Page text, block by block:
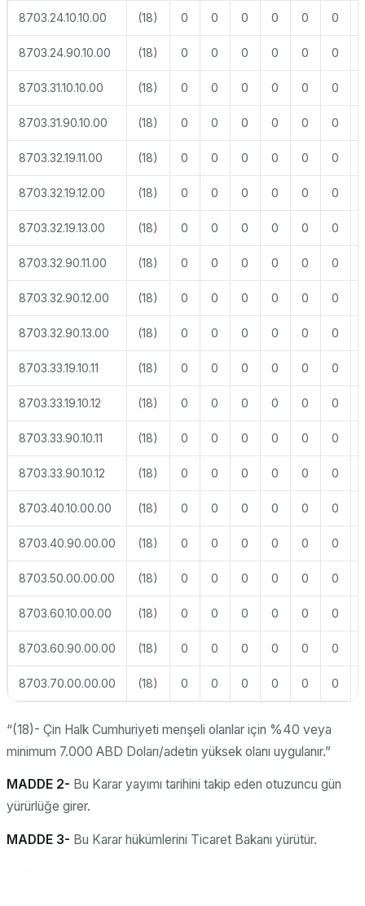
8703.24.10.10.00 (18) 0 0 0 0 0 0
8703.24.90.10.00 (18) 0 0 0 0 0 0
8703.31.10.10.00 (18) 0 0 0 0 0 0
8703.31.90.10.00 (18) 0 0 0 0 0 0
8703.32.19.11.00 (18) 0 0 0 0 0 0
8703.32.19.12.00 (18) 0 0 0 0 0 0
8703.32.19.13.00 (18) 0 0 0 0 0 0
8703.32.90.11.00 (18) 0 0 0 0 0 0
8703.32.90.12.00 (18) 0 0 0 0 0 0
8703.32.90.13.00 (18) 0 0 0 0 0 0
8703.33.19.10.11 (18) 0 0 0 0 0 0
8703.33.19.10.12 (18) 0 0 0 0 0 0
8703.33.90.10.11 (18) 0 0 0 0 0 0
8703.33.90.10.12 (18) 0 0 0 0 0 0
8703.40.10.00.00 (18) 0 0 0 0 0 0
8703.40.90.00.00 (18) 0 0 0 0 0 0
8703.50.00.00.00 (18) 0 0 0 0 0 0
8703.60.10.00.00 (18) 0 0 0 0 0 0
8703.60.90.00.00 (18) 0 0 0 0 0 0
8703.70.00.00.00 (18) 0 0 0 0 0 0
“(18)- Çin Halk Cumhuriyeti menşeli olanlar için %40 veya
minimum 7.000 ABD Doları/adetin yüksek olanı uygulanır.”
MADDE 2- Bu Karar yayımı tarihini takip eden otuzuncu gün
yürürlüğe girer.
MADDE 3- Bu Karar hükümlerini Ticaret Bakanı yürütür.